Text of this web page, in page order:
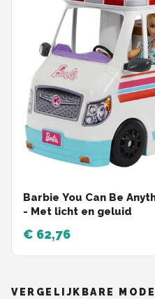
Barbie You Can Be
- Met licht en geluid
€ 62,76
VERGELIJKBARE